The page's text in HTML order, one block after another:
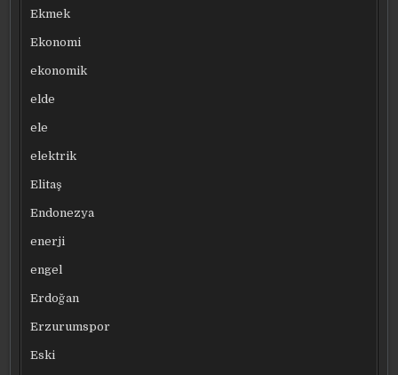
Ekmek
Ekonomi
ekonomik
elde
ele
elektrik
Elitaş
Endonezya
enerji
engel
Erdoğan
Erzurumspor
Eski